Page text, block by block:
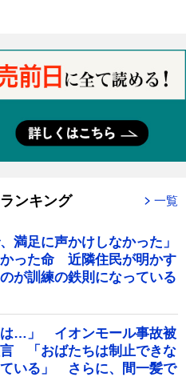
ンキング 一覧
満足に声かけしなかった」
った命 近隣住民が明かす
が訓練の鉄則になっている
は…」 イオンモール事故被
「おばたちは制止できな
いる」 さらに、間一髪で